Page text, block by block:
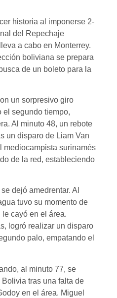
historia al imponerse 2-
del Repechaje
a cabo en Monterrey.
boliviana se prepara
de un boleto para la
un sorpresivo giro
el segundo tiempo,
Al minuto 48, un rebote
un disparo de Liam Van
mediocampista surinamés
de la red, estableciendo
dejó amedrentar. Al
tuvo su momento de
cayó en el área.
logró realizar un disparo
palo, empatando el
al minuto 77, se
tras una falta de
en el área. Miguel